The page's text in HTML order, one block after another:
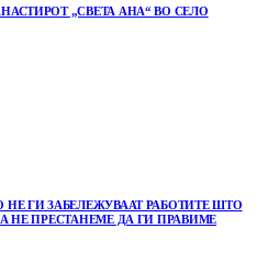
„СВЕТА АНА“ ВО СЕЛО
ГИ ЗАБЕЛЕЖУВААТ РАБОТИТЕ ШТО
НЕ ПРЕСТАНЕМЕ ДА ГИ ПРАВИМЕ